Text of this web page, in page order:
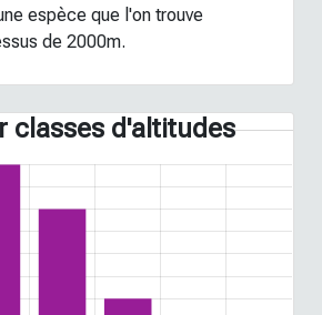
espèce que l'on trouve
de 2000m.
classes d'altitudes